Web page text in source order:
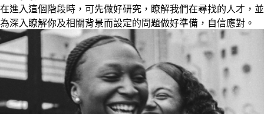
在進入這個階段時，可先做好研究，瞭解我們在尋找的人才，並
為深入瞭解你及相關背景而設定的問題做好準備，自信應對。